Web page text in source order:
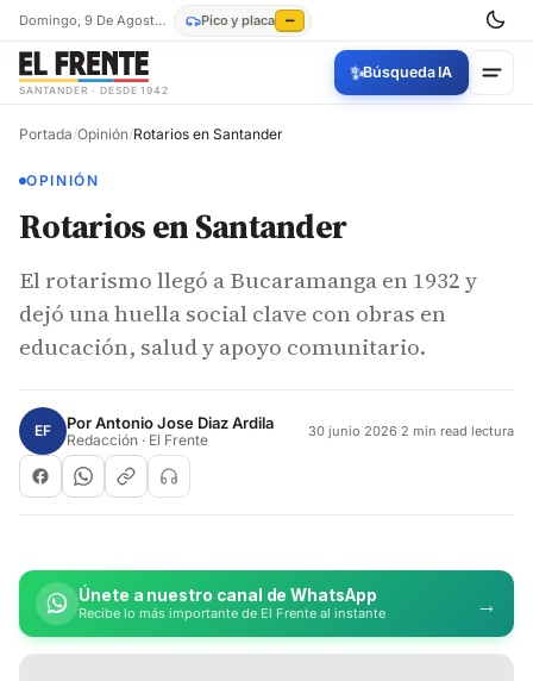
Domingo, 9 De Agosto De 2026 Pico y placa —
SANTANDER · DESDE 1942
✨Búsqueda IA
Portada/Opinión/Rotarios en Santander
OPINIÓN
Rotarios en Santander
El rotarismo llegó a Bucaramanga en 1932 y
dejó una huella social clave con obras en
educación, salud y apoyo comunitario.
EF PorAntonio Jose Diaz Ardila
Redacción · El Frente 30 junio 2026·2 min read lectura
Únete a nuestro canal de WhatsApp
Recibe lo más importante de El Frente al instante →